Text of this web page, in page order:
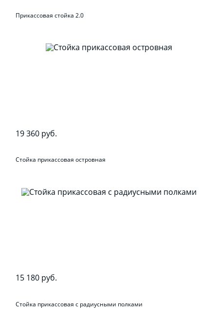
Прикассовая стойка 2.0
19 360 руб.
Стойка прикассовая островная
15 180 руб.
Стойка прикассовая с радиусными полками